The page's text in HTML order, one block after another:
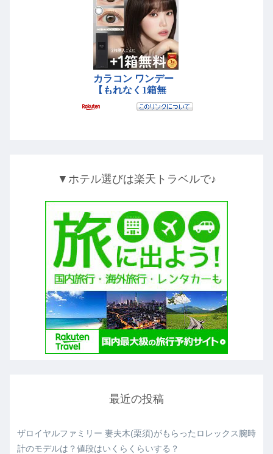
▼ホテル選びは楽天トラベルで♪
最近の投稿
ザロイヤルファミリー 妻夫木(栗須)がもらったロレックス腕時
計のモデルは？値段はいくらくらいする？